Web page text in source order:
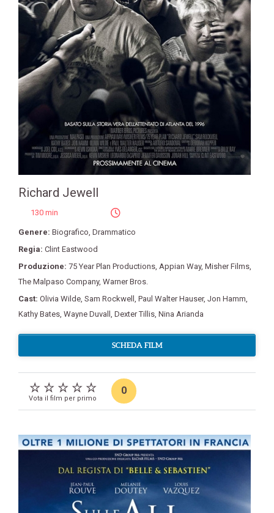
Richard Jewell
130 min
Genere: Biografico Drammatico
Regia: Clint Eastwood
Produzione: 75 Year Plan Productions Appian Way, Misher Films
The Malpaso Company, Warner Bros.
Cast: Olivia Wilde Sam Rockwell Paul Walter Hauser, Jon Hamm
Kathy Bates Wayne Duvall Dexter Tillis Nina Arianda
SCHEDA FILM
Vota il film per primo
0